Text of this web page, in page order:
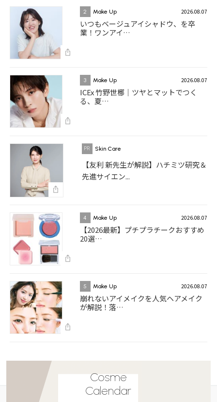
2 Make Up 2026.08.07
いつもベージュアイシャドウ、を卒
業！ワンアイ…
3 Make Up 2026.08.07
ICEx 竹野世梛｜ツヤとマットでつく
る、夏…
Skin Care
【友利 新先生が解説】ハチミツ研究＆
先進サイエン...
4 Make Up 2026.08.07
【2026最新】プチプラチークおすすめ
20選…
5 Make Up 2026.08.07
崩れないアイメイクを人気ヘアメイク
が解説！落…
Cosme
Calendar